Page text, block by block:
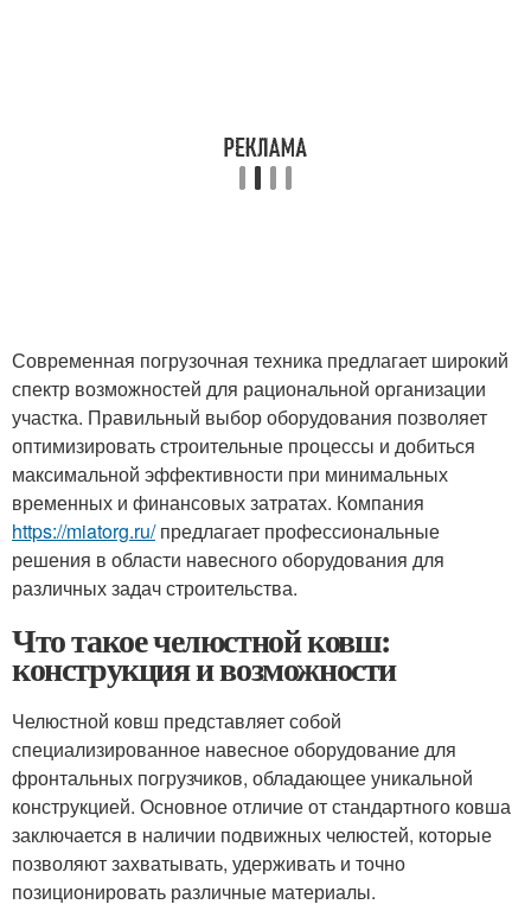
Современная погрузочная техника предлагает широкий
спектр возможностей для рациональной организации
участка. Правильный выбор оборудования позволяет
оптимизировать строительные процессы и добиться
максимальной эффективности при минимальных
временных и финансовых затратах. Компания
https://miatorg.ru/предлагает профессиональные
решения в области навесного оборудования для
различных задач строительства.
Что такое челюстной ковш:
конструкция и возможности
Челюстной ковш представляет собой
специализированное навесное оборудование для
фронтальных погрузчиков, обладающее уникальной
конструкцией. Основное отличие от стандартного ковша
заключается в наличии подвижных челюстей, которые
позволяют захватывать, удерживать и точно
позиционировать различные материалы.